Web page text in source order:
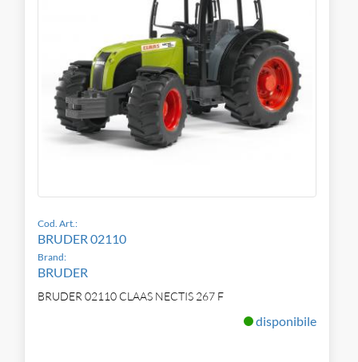
Cod. Art.:
BRUDER 02110
Brand:
BRUDER
BRUDER 02110 CLAAS NECTIS 267 F
disponibile